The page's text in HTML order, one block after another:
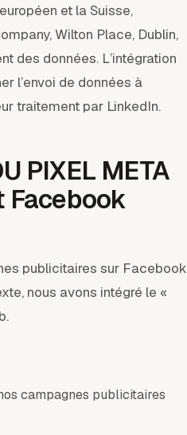
et la Suisse,
Wilton Place, Dublin,
des données. L’intégration
l’envoi de données à
traitement par LinkedIn.
PIXEL META
Facebook
publicitaires sur Facebook
nous avons intégré le «
campagnes publicitaires